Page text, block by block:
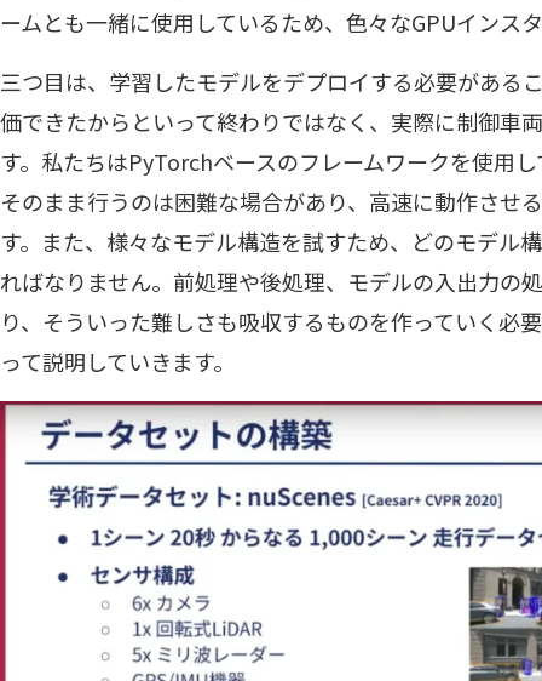
ームとも一緒に使用しているため、色々なGPUインス
三つ目は、学習したモデルをデプロイする必要がある
価できたからといって終わりではなく、実際に制御車
す。私たちはPyTorchベースのフレームワークを使用
そのまま行うのは困難な場合があり、高速に動作させ
す。また、様々なモデル構造を試すため、どのモデル
ればなりません。前処理や後処理、モデルの入出力の
り、そういった難しさも吸収するものを作っていく必
って説明していきます。